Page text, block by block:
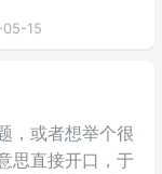
15
，或者想举个很
思直接开口，于